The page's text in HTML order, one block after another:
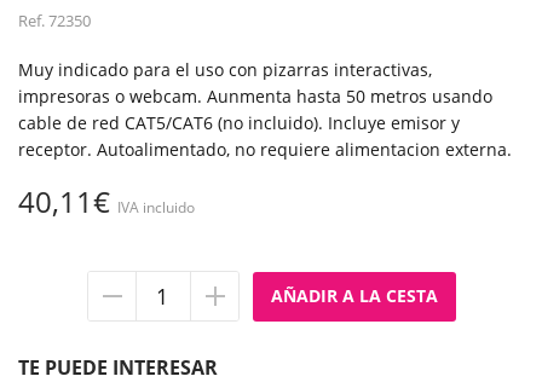
Ref.72350
Muy indicado para el uso con pizarras interactivas,
impresoras o webcam. Aunmenta hasta 50 metros usando
cable de red CAT5/CAT6 (no incluido). Incluye emisor y
receptor. Autoalimentado, no requiere alimentacion externa.
40,11€ IVA incluido
TE PUEDE INTERESAR